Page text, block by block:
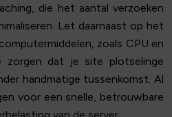
die het aantal verzoeken
Let daarnaast op het
zoals CPU en
zorgen dat je site plotselinge
handmatige tussenkomst. Al
voor een snelle, betrouwbare
van de server.